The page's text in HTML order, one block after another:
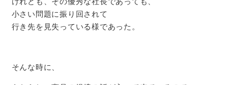
小さい問題に振り回されて
行き先を見失っている様であった。
そんな時に、